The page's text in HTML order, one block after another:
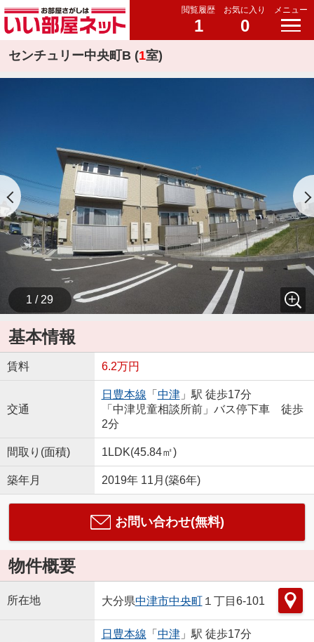
閲覧履歴
1
お気に入り
0
メニュー
センチュリー中央町B (1室)
1 / 29
基本情報
賃料 6.2万円
交通
日豊本線 「 中津」駅 徒歩17分
「中津児童相談所前」バス停下車 徒歩
2分
間取り(面積) 1LDK(45.84㎡)
築年月 2019年 11月(築6年)
お問い合わせ(無料)
物件概要
所在地 大分県中津市中央町１丁目6-101
日豊本線 「 中津」駅 徒歩17分